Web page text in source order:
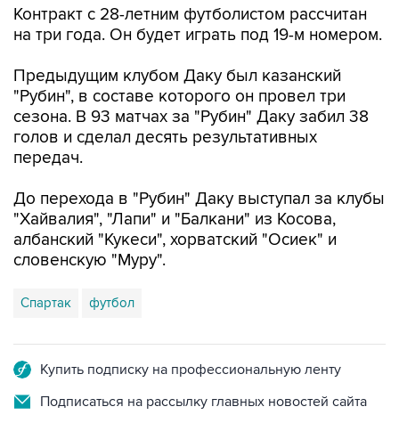
Контракт с 28-летним футболистом рассчитан
на три года. Он будет играть под 19-м номером.
Предыдущим клубом Даку был казанский
"Рубин", в составе которого он провел три
сезона. В 93 матчах за "Рубин" Даку забил 38
голов и сделал десять результативных
передач.
До перехода в "Рубин" Даку выступал за клубы
"Хайвалия", "Лапи" и "Балкани" из Косова,
албанский "Кукеси", хорватский "Осиек" и
словенскую "Муру".
Спартак футбол
Купить подписку на профессиональную ленту
Подписаться на рассылку главных новостей сайта